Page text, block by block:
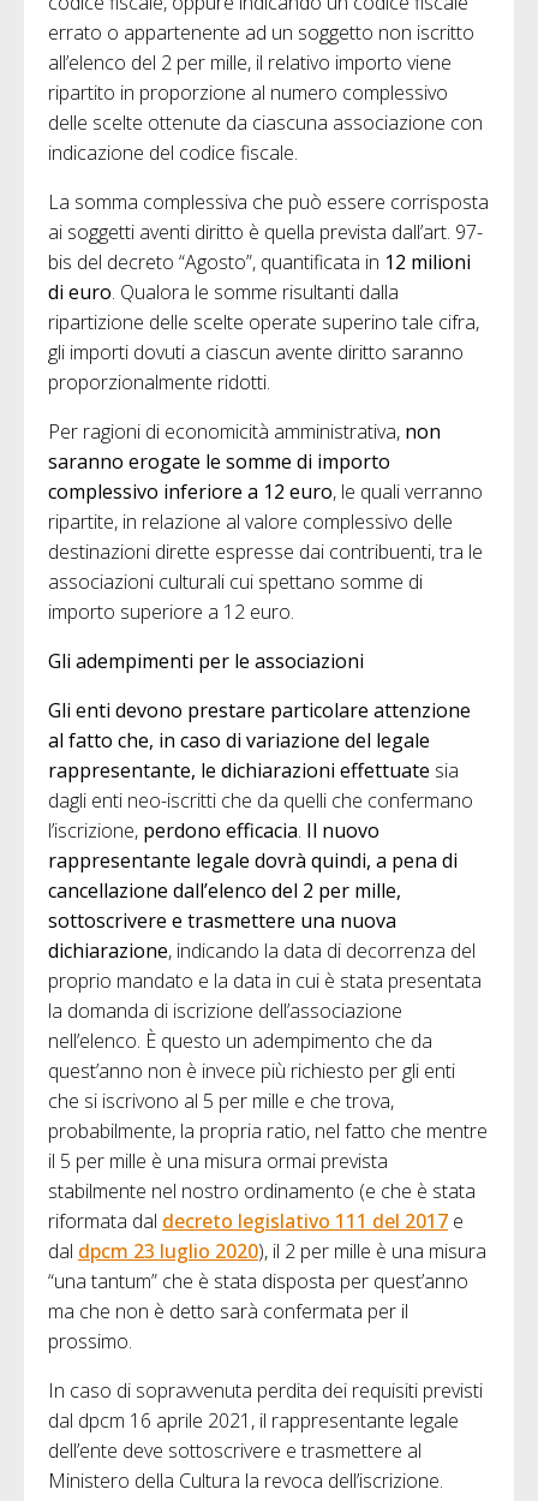
errato o appartenente ad un soggetto non iscritto
all’elenco del 2 per mille, il relativo importo viene
ripartito in proporzione al numero complessivo
delle scelte ottenute da ciascuna associazione con
indicazione del codice fiscale.
La somma complessiva che può essere corrisposta
ai soggetti aventi diritto è quella prevista dall’art. 97-
bis del decreto “Agosto”, quantificata in 12 milioni
di euro. Qualora le somme risultanti dalla
ripartizione delle scelte operate superino tale cifra,
gli importi dovuti a ciascun avente diritto saranno
proporzionalmente ridotti.
Per ragioni di economicità amministrativa, non
saranno erogate le somme di importo
complessivo inferiore a 12 euro, le quali verranno
ripartite, in relazione al valore complessivo delle
destinazioni dirette espresse dai contribuenti, tra le
associazioni culturali cui spettano somme di
importo superiore a 12 euro.
Gli adempimenti per le associazioni
Gli enti devono prestare particolare attenzione
al fatto che, in caso di variazione del legale
rappresentante, le dichiarazioni effettuate sia
dagli enti neo-iscritti che da quelli che confermano
l’iscrizione, perdono efficacia. Il nuovo
rappresentante legale dovrà quindi, a pena di
cancellazione dall’elenco del 2 per mille,
sottoscrivere e trasmettere una nuova
dichiarazione, indicando la data di decorrenza del
proprio mandato e la data in cui è stata presentata
la domanda di iscrizione dell’associazione
nell’elenco. È questo un adempimento che da
quest’anno non è invece più richiesto per gli enti
che si iscrivono al 5 per mille e che trova,
probabilmente, la propria ratio, nel fatto che mentre
il 5 per mille è una misura ormai prevista
stabilmente nel nostro ordinamento (e che è stata
riformata dal decreto legislativo 111 del 2017 e
dal dpcm 23 luglio 2020), il 2 per mille è una misura
“una tantum” che è stata disposta per quest’anno
ma che non è detto sarà confermata per il
prossimo.
In caso di sopravvenuta perdita dei requisiti previsti
dal dpcm 16 aprile 2021, il rappresentante legale
dell’ente deve sottoscrivere e trasmettere al
Ministero della Cultura la revoca dell’iscrizione.